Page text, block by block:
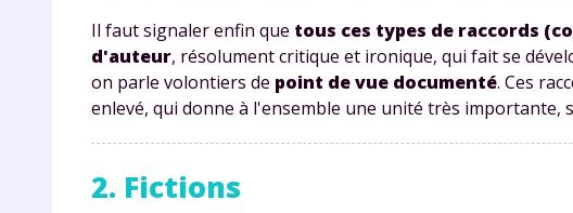
Il faut signaler enfin que tous ces types de raccords
d'auteur, résolument critique et ironique, qui fait se
on parle volontiers de point de vue documenté. Ces
enlevé, qui donne à l'ensemble une unité très importante,
2. Fictions